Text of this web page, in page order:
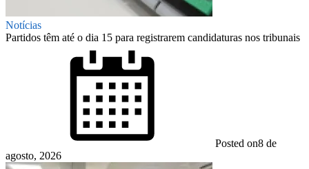
Notícias
Partidos têm até o dia 15 para registrarem candidaturas nos tribunais
Posted on8 de
agosto, 2026